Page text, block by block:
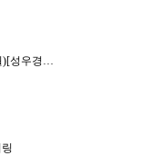
)[성우경…